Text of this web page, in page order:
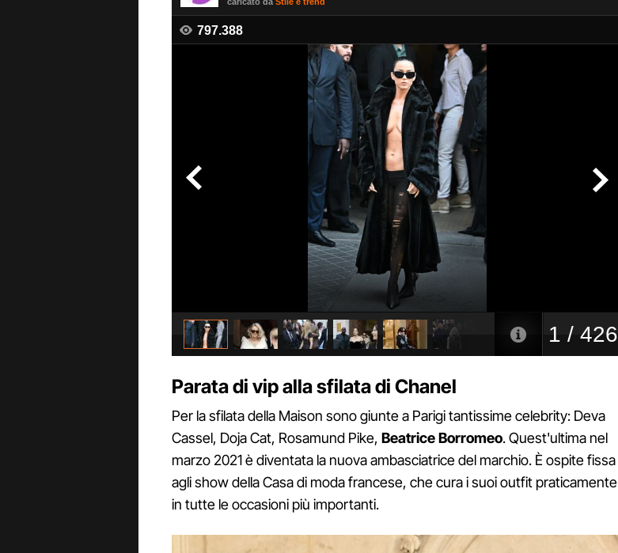
Parata di vip alla sfilata di Chanel
Per la sfilata della Maison sono giunte a Parigi tantissime celebrity: Deva
Cassel, Doja Cat, Rosamund Pike, Beatrice Borromeo. Quest'ultima nel
marzo 2021 è diventata la nuova ambasciatrice del marchio. È ospite fissa
agli show della Casa di moda francese, che cura i suoi outfit praticamente
in tutte le occasioni più importanti.